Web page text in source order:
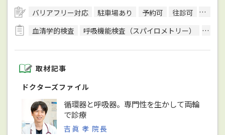
バリアフリー対応 駐車場あり 予約可 往診可
訪問
血清学的検査
呼吸機能検査（スパイロメトリー） 骨密
取材記事
ドクターズファイル
循環器と呼吸器。専門性を生かして両輪
で診療
吉眞 孝 院長